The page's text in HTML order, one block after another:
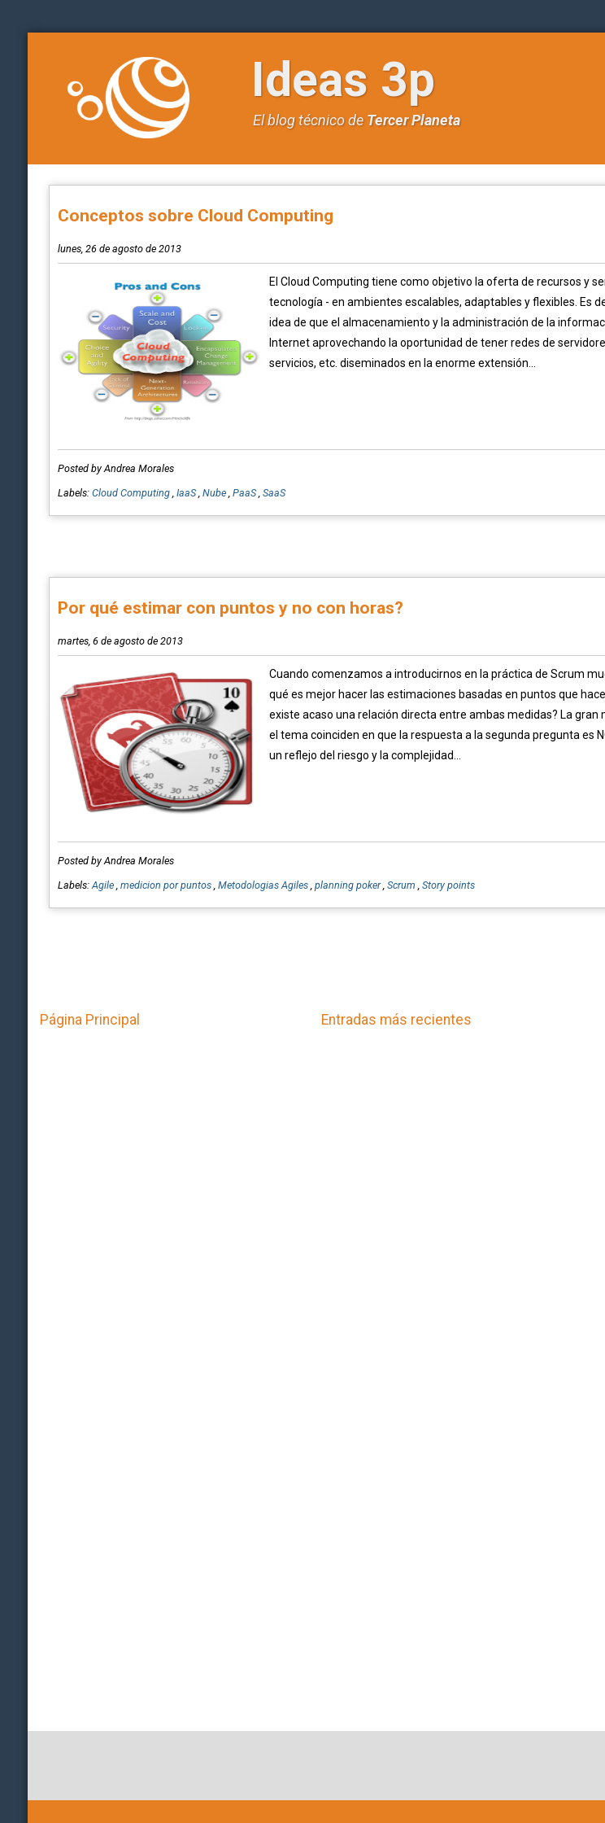
Ideas 3p
El blog técnico deTercer Planeta
Conceptos sobre Cloud Computing
lunes, 26 de agosto de 2013
El Cloud Computing tiene como objetivo la oferta de recursos y
tecnología - en ambientes escalables, adaptables y flexibles. Es
idea de que el almacenamiento y la administración de la
Internet aprovechando la oportunidad de tener redes de
servicios, etc. diseminados en la enorme extensión...
Posted by Andrea Morales
Labels: Cloud Computing , IaaS, Nube , PaaS, SaaS
Por qué estimar con puntos y no con horas?
martes, 6 de agosto de 2013
Cuando comenzamos a introducirnos en la práctica de Scrum
qué es mejor hacer las estimaciones basadas en puntos que
existe acaso una relación directa entre ambas medidas? La gran
el tema coinciden en que la respuesta a la segunda pregunta es
un reflejo del riesgo y la complejidad...
Posted by Andrea Morales
Labels:Agile , medicion por puntos , Metodologias Agiles , planning poker, Scrum , Story points
Entradas más recientes
Página Principal